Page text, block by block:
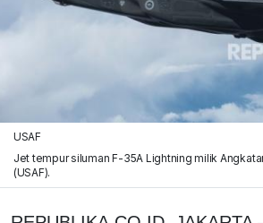
USAF
Jet tempur siluman F-35A Lightning milik
(USAF).